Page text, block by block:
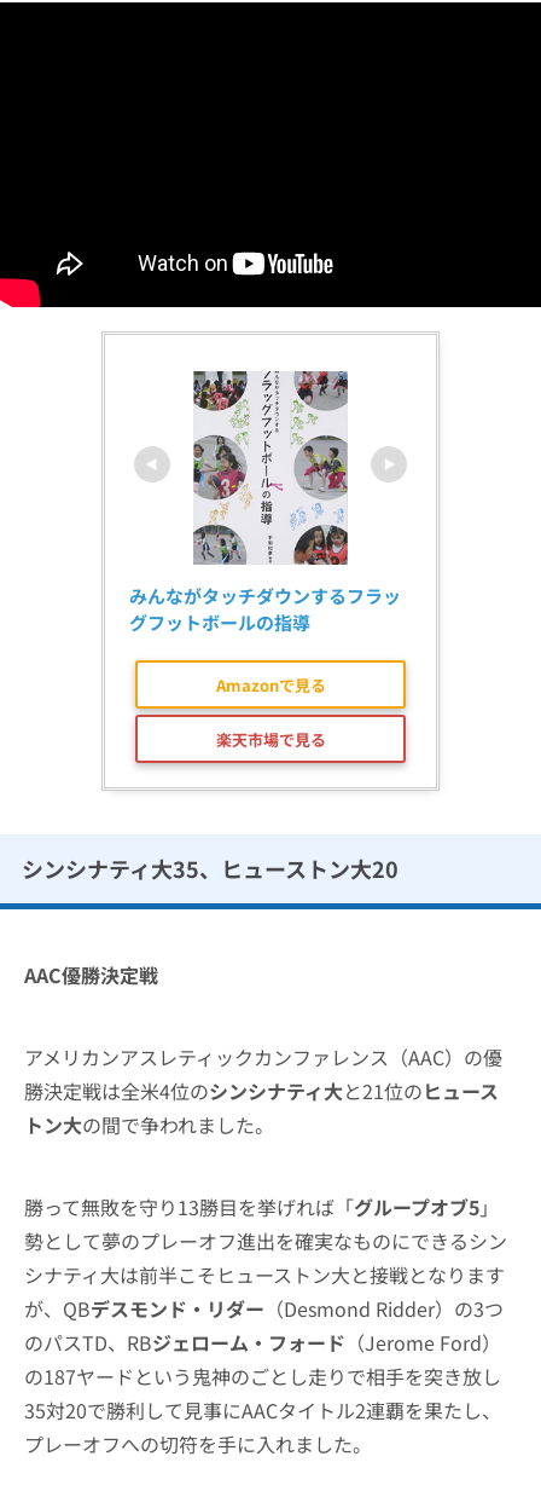
みんながタッチダウンするフラッ
グフットボールの指導
Amazonで見る
楽天市場で見る
シンシナティ大35、ヒューストン大20
AAC優勝決定戦
アメリカンアスレティックカンファレンス（AAC）の優
勝決定戦は全米4位のシンシナティ大と21位のヒュース
トン大の間で争われました。
勝って無敗を守り13勝目を挙げれば「グループオブ5」
勢として夢のプレーオフ進出を確実なものにできるシン
シナティ大は前半こそヒューストン大と接戦となります
が、QBデスモンド・リダー （Desmond Ridder）の3つ
のパスTD、RBジェローム・フォード （Jerome Ford）
の187ヤードという鬼神のごとし走りで相手を突き放し
35対20で勝利して見事にAACタイトル2連覇を果たし、
プレーオフへの切符を手に入れました。